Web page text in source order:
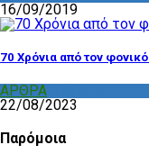
16/09/2019
70 Χρόνια από τον
ΑΡΘΡΑ
22/08/2023
Παρόμοια